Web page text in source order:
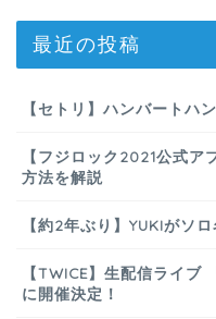
最近の投稿
【セトリ】ハンバートハ
【フジロック2021公式
方法を解説
【約2年ぶり】YUKIがソ
【TWICE】生配信ライ
に開催決定！